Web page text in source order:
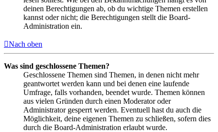
deinen Berechtigungen ab, ob du wichtige Themen erstellen
kannst oder nicht; die Berechtigungen stellt die Board-
Administration ein.
Nach oben
Was sind geschlossene Themen?
Geschlossene Themen sind Themen, in denen nicht mehr
geantwortet werden kann und bei denen eine laufende
Umfrage, falls vorhanden, beendet wurde. Themen können
aus vielen Gründen durch einen Moderator oder
Administrator gesperrt werden. Eventuell hast du auch die
Möglichkeit, deine eigenen Themen zu schließen, sofern dies
durch die Board-Administration erlaubt wurde.